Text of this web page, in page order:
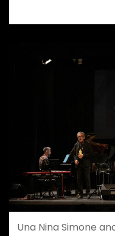
Una Nina Simone